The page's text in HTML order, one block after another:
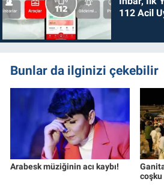
112 Acil
Bunlar da ilginizi çekebilir
Arabesk müziğinin acı kaybı!
coşku